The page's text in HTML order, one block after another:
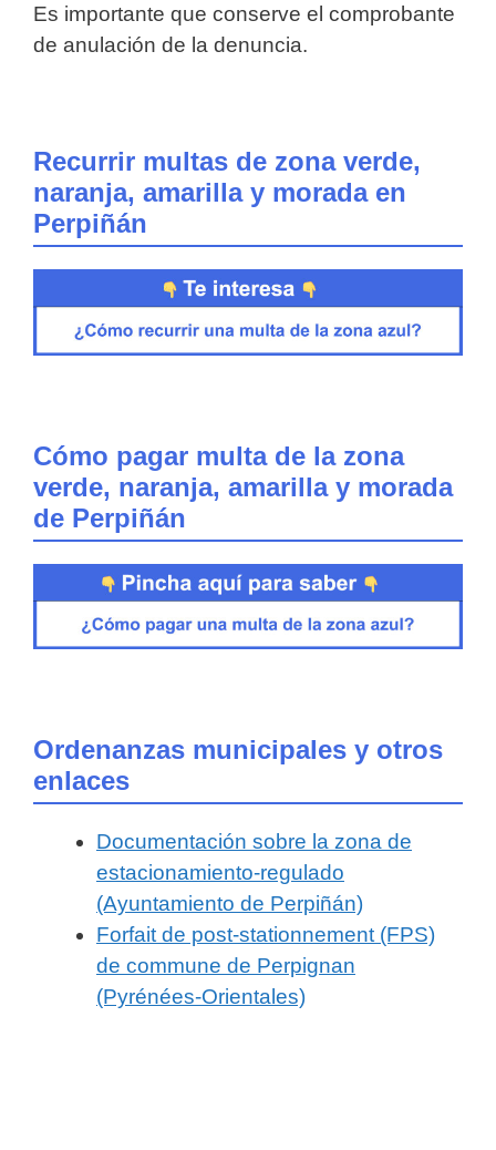
Es importante que conserve el comprobante
de anulación de la denuncia.
Recurrir multas de zona verde,
naranja, amarilla y morada en
Perpiñán
Cómo pagar multa de la zona
verde, naranja, amarilla y morada
de Perpiñán
Ordenanzas municipales y otros
enlaces
Documentación sobre la zona de
estacionamiento-regulado
(Ayuntamiento de Perpiñán)
Forfait de post-stationnement (FPS)
de commune de Perpignan
(Pyrénées-Orientales)